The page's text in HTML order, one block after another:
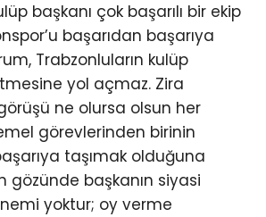
başkanı çok başarılı bir ekip
başarıdan başarıya
Trabzonluların kulüp
yol açmaz. Zira
ne olursa olsun her
görevlerinden birinin
taşımak olduğuna
gözünde başkanın siyasi
yoktur; oy verme